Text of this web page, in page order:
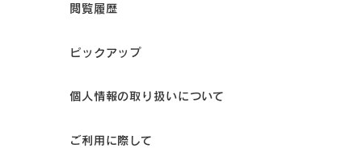
閲覧履歴
ピックアップ
個人情報の取り扱いについて
ご利用に際して